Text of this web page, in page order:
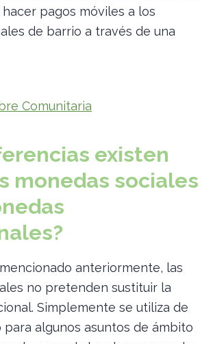
pagos móviles a los
de barrio a través de una
Comunitaria
existen
monedas sociales
anteriormente, las
no pretenden sustituir la
Simplemente se utiliza de
algunos asuntos de ámbito